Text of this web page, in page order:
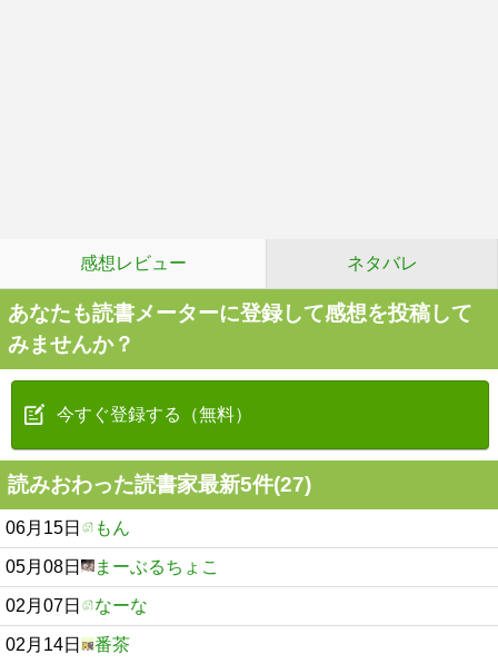
感想レビュー ネタバレ
あなたも読書メーターに登録して感想を投稿して
みませんか？
今すぐ登録する（無料）
読みおわった読書家最新5件(27)
06月15日 もん
05月08日 まーぶるちょこ
02月07日 なーな
02月14日 番茶